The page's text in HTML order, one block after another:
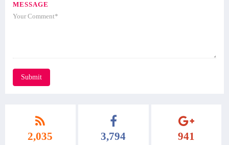
MESSAGE
Submit
2,035 3,794 941